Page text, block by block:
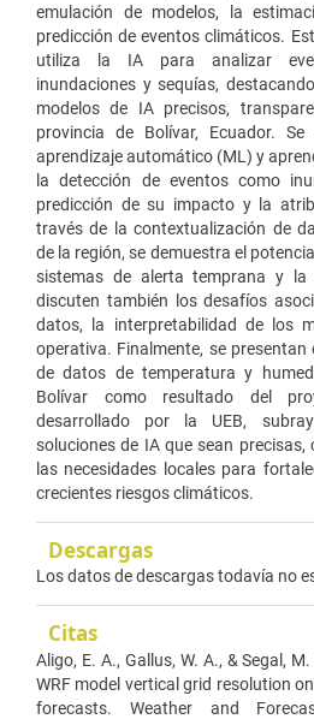
emulación de modelos, la
predicción de eventos climáticos.
utiliza la IA para analizar
inundaciones y sequías,
modelos de IA precisos,
provincia de Bolívar, Ecuador.
aprendizaje automático (ML) y
la detección de eventos como
predicción de su impacto y la
través de la contextualización de
de la región, se demuestra el
sistemas de alerta temprana y la
discuten también los desafíos
datos, la interpretabilidad de los
operativa. Finalmente, se presentan
de datos de temperatura y
Bolívar como resultado del
desarrollado por la UEB,
soluciones de IA que sean
las necesidades locales para
crecientes riesgos climáticos.
Descargas
Los datos de descargas todavía no
Citas
Aligo, E. A., Gallus, W. A., & Segal,
WRF model vertical grid resolution
forecasts. Weather and